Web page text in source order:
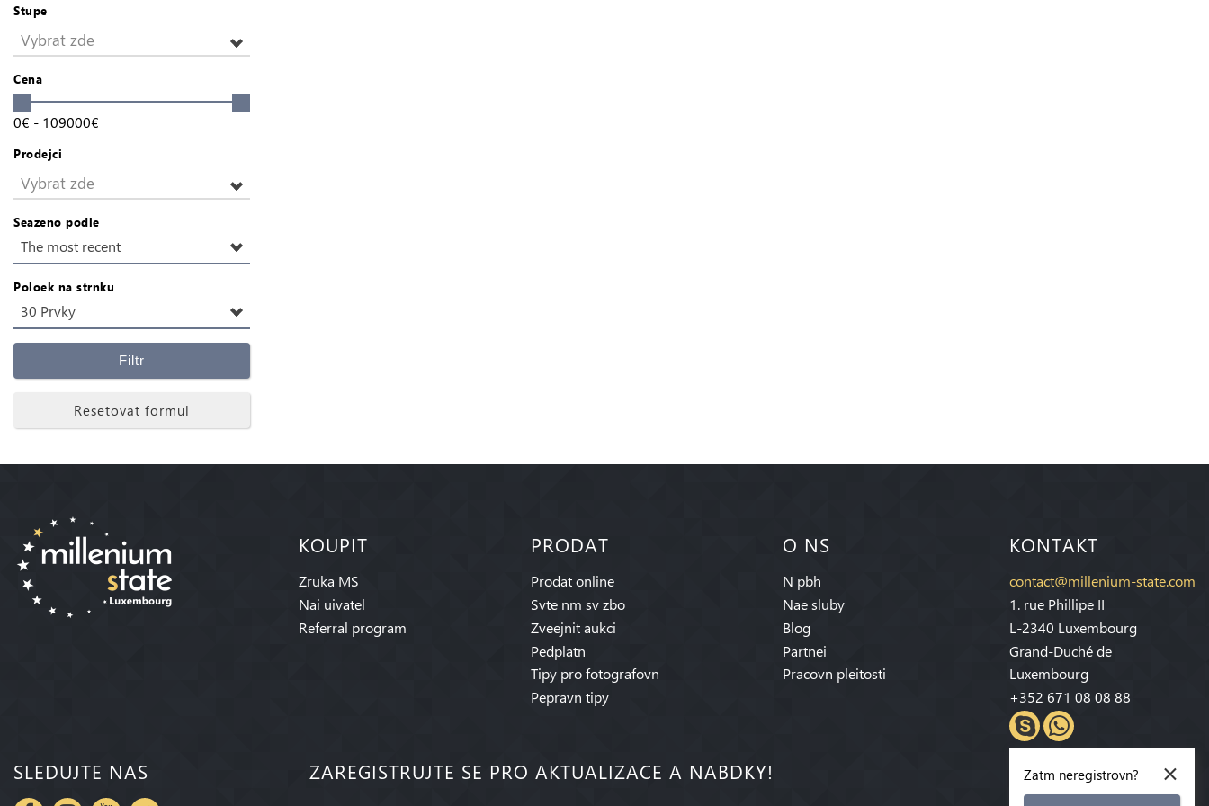
Stupe
Vybrat zde
Cena
0€ - 109000€
Prodejci
Vybrat zde
Seazeno podle
The most recent
Poloek na strnku
30 Prvky
Filtr
Resetovat formul
KOUPIT
Zruka MS
Nai uivatel
Referral program
PRODAT
Prodat online
Svte nm sv zbo
Zveejnit aukci
Pedplatn
Tipy pro fotografovn
Pepravn tipy
O NS
N pbh
Nae sluby
Blog
Partnei
Pracovn pleitosti
KONTAKT
contact@millenium-state.com
1. rue Phillipe II
L-2340 Luxembourg
Grand-Duché de
Luxembourg
+352 671 08 08 88
SLEDUJTE NAS ZAREGISTRUJTE SE PRO AKTUALIZACE A NABDKY! ×
Zatm neregistrovn?